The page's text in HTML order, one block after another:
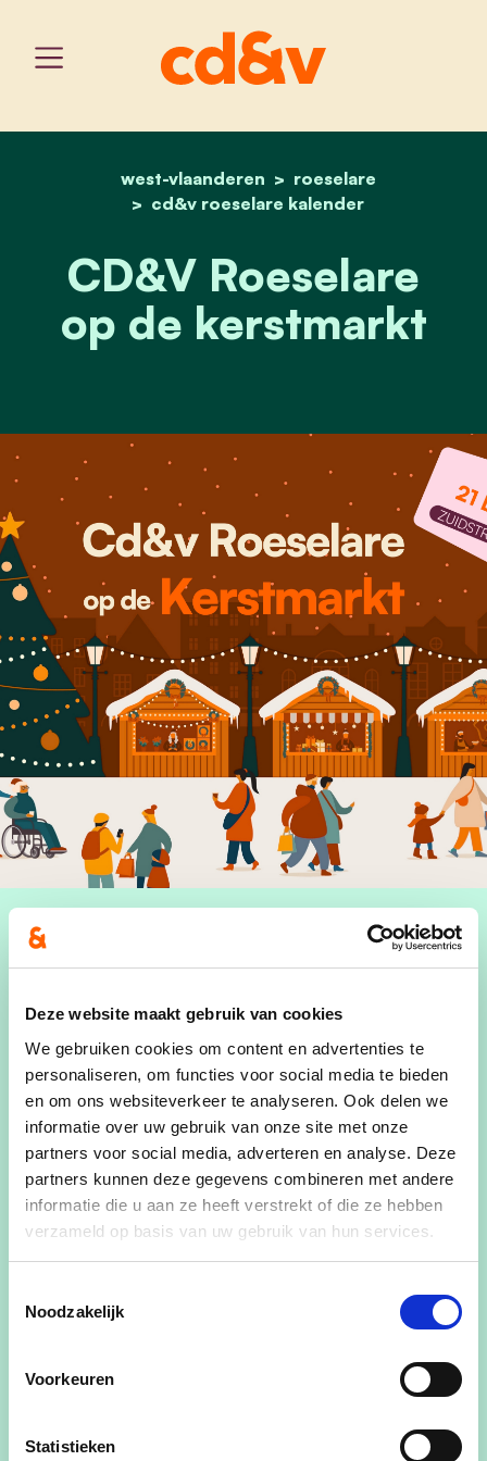
Deze website maakt gebruik van cookies
We gebruiken cookies om content en advertenties te
personaliseren, om functies voor social media te bieden
en om ons websiteverkeer te analyseren. Ook delen we
informatie over uw gebruik van onze site met onze
partners voor social media, adverteren en analyse. Deze
partners kunnen deze gegevens combineren met andere
informatie die u aan ze heeft verstrekt of die ze hebben
verzameld op basis van uw gebruik van hun services.
Noodzakelijk
Voorkeuren
Statistieken
home
west-vlaanderen
roeselare
cd&v roeselare kalender
cd&v roeselare op de
CD&V Roeselare
op de kerstmarkt
Wanneer
11:00-17:00
Waar
Kerstmarkt voor verenigingen
Zuidstraat
Roeselare 8800
België
Deel dit evenement